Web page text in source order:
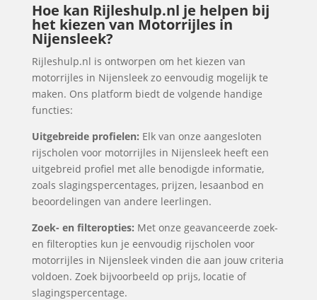
Hoe kan Rijleshulp.nl je helpen bij
het kiezen van Motorrijles in
Nijensleek?
Rijleshulp.nl is ontworpen om het kiezen van
motorrijles in Nijensleek zo eenvoudig mogelijk te
maken. Ons platform biedt de volgende handige
functies:
Uitgebreide profielen: Elk van onze aangesloten
rijscholen voor motorrijles in Nijensleek heeft een
uitgebreid profiel met alle benodigde informatie,
zoals slagingspercentages, prijzen, lesaanbod en
beoordelingen van andere leerlingen.
Zoek- en filteropties: Met onze geavanceerde zoek-
en filteropties kun je eenvoudig rijscholen voor
motorrijles in Nijensleek vinden die aan jouw criteria
voldoen. Zoek bijvoorbeeld op prijs, locatie of
slagingspercentage.